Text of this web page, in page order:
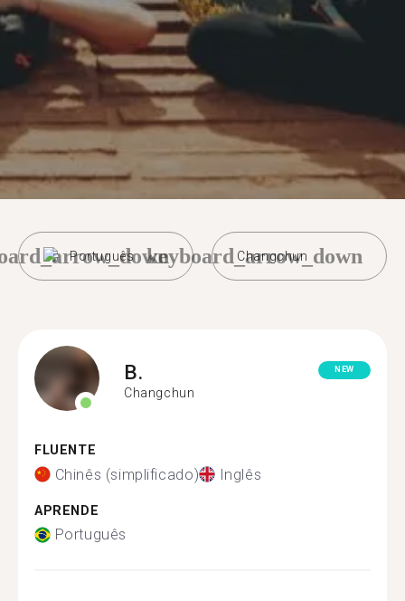
Português Changchun
keyboard_arrow_down
B.
Changchun
NEW
FLUENTE
Chinês (simplificado) Inglês
APRENDE
Português